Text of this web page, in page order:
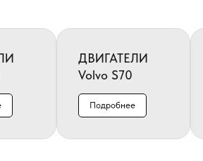
ДВИГАТЕЛИ
Volvo S70
Подробнее